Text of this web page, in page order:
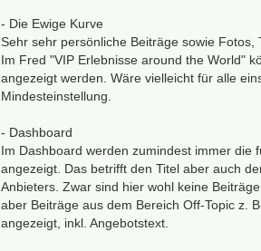
- Die Ewige Kurve
Sehr sehr persönliche Beiträge sowie Fotos,
Im Fred "VIP Erlebnisse around the World"
angezeigt werden. Wäre vielleicht für alle
Mindesteinstellung.
- Dashboard
Im Dashboard werden zumindest immer die
angezeigt. Das betrifft den Titel aber auch
Anbieters. Zwar sind hier wohl keine
aber Beiträge aus dem Bereich Off-Topic z.
angezeigt, inkl. Angebotstext.